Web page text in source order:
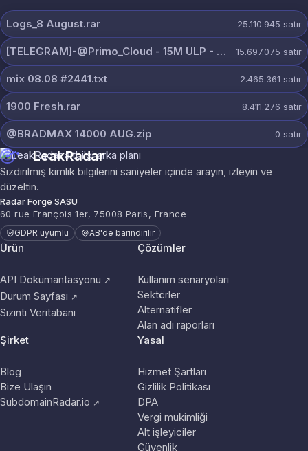
Logs_8 August.rar 25.110.945 satır
[TELEGRAM]-@Primo_Cloud - 15M ULP - 8 AUG.txt 15.697.075 satır
mix 08.08 #2441.txt 2.465.361 satır
1900 Fresh.rar 8.411.276 satır
@BRADMAX 14000 AUG.zip 0 satır
LeakRadar
Sızdırılmış kimlik bilgilerini saniyeler içinde arayın, izleyin ve
düzeltin.
Radar Forge SASU
60 rue François 1er, 75008 Paris, France
GDPR uyumlu AB'de barındırılır
Ürün
API Dokümantasyonu ↗
Durum Sayfası ↗
Sızıntı Veritabanı
Çözümler
Kullanım senaryoları
Sektörler
Alternatifler
Alan adı raporları
Şirket
Blog
Bize Ulaşın
SubdomainRadar.io ↗
Yasal
Hizmet Şartları
Gizlilik Politikası
DPA
Vergi mukimliği
Alt işleyiciler
Güvenlik